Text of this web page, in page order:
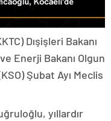
Dışişleri Bakanı
Enerji Bakanı Olgun
Şubat Ayı Meclis
yıllardır